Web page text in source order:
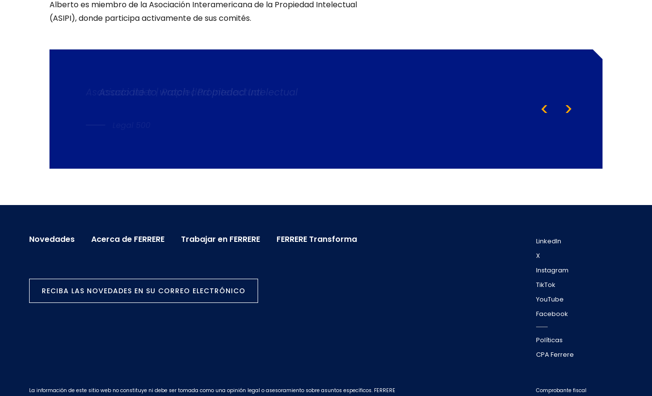
Alberto es miembro de la Asociación Interamericana de la Propiedad Intelectual
(ASIPI), donde participa activamente de sus comités.
Associate to watch | Propiedad Intelectual
Novedades Acerca de FERRERE Trabajar en FERRERE FERRERE Transforma
RECIBA LAS NOVEDADES EN SU CORREO ELECTRÓNICO
LinkedIn
X
Instagram
TikTok
YouTube
Facebook
Políticas
CPA Ferrere
La información de este sitio web no constituye ni debe ser tomada como una opinión legal o asesoramiento sobre asuntos específicos. FERRERE Comprobante fiscal